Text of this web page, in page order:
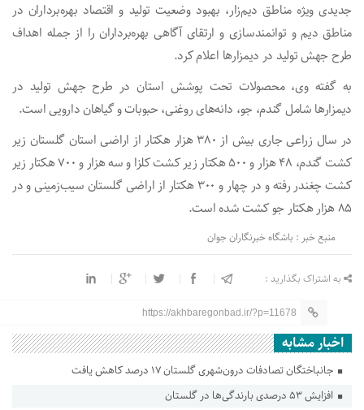
جدیدی ویژه مناطق دیم‌زار، بهبود وضعیت تولید و اقتصاد بهره‌برداران در
مناطق دیم و توانمندسازی و ارتقای آگاهی بهره‌برداران را از جمله اهداف
طرح جهش تولید در دیمزار‌ها اعلام کرد.
به گفته وی، محصولات تحت پوشش استان در طرح جهش تولید در
دیمزار‌ها شامل گندم، جو، دانه‌های روغنی، حبوبات و گیاهان دارویی است.
در سال زراعی جاری بیش از ۳۸۰ هزار هکتار از اراضی استان گلستان زیر
کشت گندم، ۴۸ هزار و ۵۰۰ هکتار زیر کشت کلزا و سه هزار و ۷۰۰ هکتار زیر
کشت چغندر رفته و در چهار و ۳۰۰ هکتار از اراضی گلستان سیب‌زمینی و در
۸۵ هزار هکتار جو کشت شده است.
منبع خبر : باشگاه خبرنگاران جوان
به اشتراک بگذارید :
https://akhbaregonbad.ir/?p=11678
اخبار مشابه
جانباختگان تصادفات درون‌شهری گلستان ۱۷ درصد کاهش یافت
افزایش ۵۳ درصدی بارندگی‌ها در گلستان